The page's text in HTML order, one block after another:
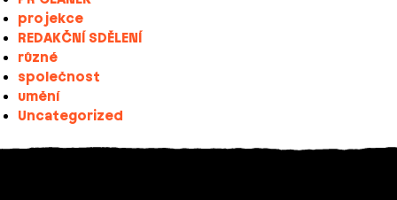
projekce
REDAKČNÍ SDĚLENÍ
různé
společnost
umění
Uncategorized